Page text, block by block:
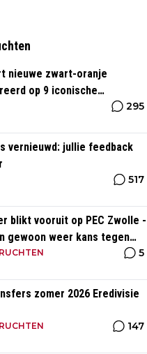
nieuwe zwart-oranje
op 9 iconische
295
vernieuwd: jullie feedback
517
blikt vooruit op PEC Zwolle -
gewoon weer kans tegen
5
zomer 2026 Eredivisie
147